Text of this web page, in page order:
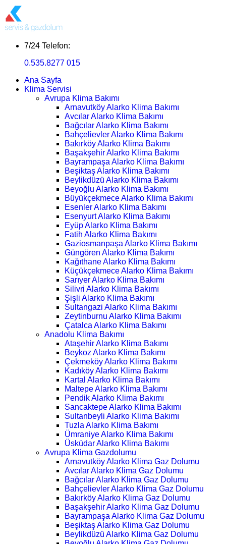
7/24 Telefon:
0.535.8277 015
Ana Sayfa
Klima Servisi
Avrupa Klima Bakımı
Arnavutköy Alarko Klima Bakımı
Avcılar Alarko Klima Bakımı
Bağcılar Alarko Klima Bakımı
Bahçelievler Alarko Klima Bakımı
Bakırköy Alarko Klima Bakımı
Başakşehir Alarko Klima Bakımı
Bayrampaşa Alarko Klima Bakımı
Beşiktaş Alarko Klima Bakımı
Beylikdüzü Alarko Klima Bakımı
Beyoğlu Alarko Klima Bakımı
Büyükçekmece Alarko Klima Bakımı
Esenler Alarko Klima Bakımı
Esenyurt Alarko Klima Bakımı
Eyüp Alarko Klima Bakımı
Fatih Alarko Klima Bakımı
Gaziosmanpaşa Alarko Klima Bakımı
Güngören Alarko Klima Bakımı
Kağıthane Alarko Klima Bakımı
Küçükçekmece Alarko Klima Bakımı
Sarıyer Alarko Klima Bakımı
Silivri Alarko Klima Bakımı
Şişli Alarko Klima Bakımı
Sultangazi Alarko Klima Bakımı
Zeytinburnu Alarko Klima Bakımı
Çatalca Alarko Klima Bakımı
Anadolu Klima Bakımı
Ataşehir Alarko Klima Bakımı
Beykoz Alarko Klima Bakımı
Çekmeköy Alarko Klima Bakımı
Kadıköy Alarko Klima Bakımı
Kartal Alarko Klima Bakımı
Maltepe Alarko Klima Bakımı
Pendik Alarko Klima Bakımı
Sancaktepe Alarko Klima Bakımı
Sultanbeyli Alarko Klima Bakımı
Tuzla Alarko Klima Bakımı
Ümraniye Alarko Klima Bakımı
Üsküdar Alarko Klima Bakımı
Avrupa Klima Gazdolumu
Arnavutköy Alarko Klima Gaz Dolumu
Avcılar Alarko Klima Gaz Dolumu
Bağcılar Alarko Klima Gaz Dolumu
Bahçelievler Alarko Klima Gaz Dolumu
Bakırköy Alarko Klima Gaz Dolumu
Başakşehir Alarko Klima Gaz Dolumu
Bayrampaşa Alarko Klima Gaz Dolumu
Beşiktaş Alarko Klima Gaz Dolumu
Beylikdüzü Alarko Klima Gaz Dolumu